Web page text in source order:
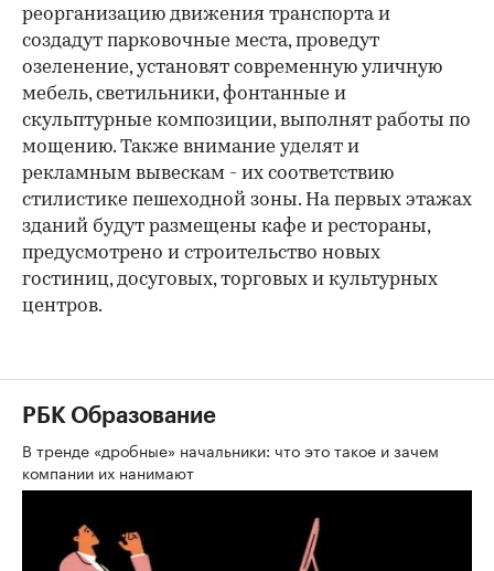
реорганизацию движения транспорта и
создадут парковочные места, проведут
озеленение, установят современную уличную
мебель, светильники, фонтанные и
скульптурные композиции, выполнят работы по
мощению. Также внимание уделят и
рекламным вывескам - их соответствию
стилистике пешеходной зоны. На первых этажах
зданий будут размещены кафе и рестораны,
предусмотрено и строительство новых
гостиниц, досуговых, торговых и культурных
центров.
РБК Образование
В тренде «дробные» начальники: что это такое и зачем
компании их нанимают